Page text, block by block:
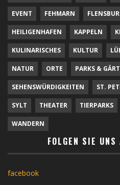
EVENT FEHMARN
HEILIGENHAFEN KAPPELN
KULINARISCHES KULTUR
NATUR ORTE PARKS &
SEHENSWÜRDIGKEITEN ST.
SYLT THEATER TIERPARKS
WANDERN
FOLGEN SIE UNS
facebook